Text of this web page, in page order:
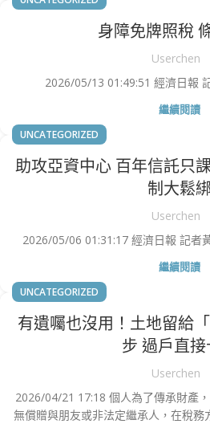
身障免牌照稅
Userchen
2026/05/13 01:49:51 經濟日報
繼續閱讀
UNCATEGORIZED
助攻亞資中心 百年信託只
制大鬆綁
Userchen
2026/05/06 01:31:17 經濟日報 記者
繼續閱讀
UNCATEGORIZED
有遺囑也沒用！土地留給
步 過戶直
Userchen
2026/04/21 17:18 個人為了傳承財產
無償贈與朋友或非法定繼承人，在稅務